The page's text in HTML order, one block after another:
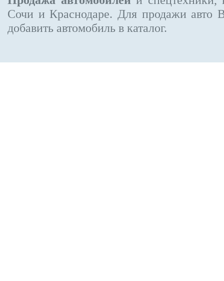
Сочи и Краснодаре. Для продажи авто
добавить автомобиль в каталог.